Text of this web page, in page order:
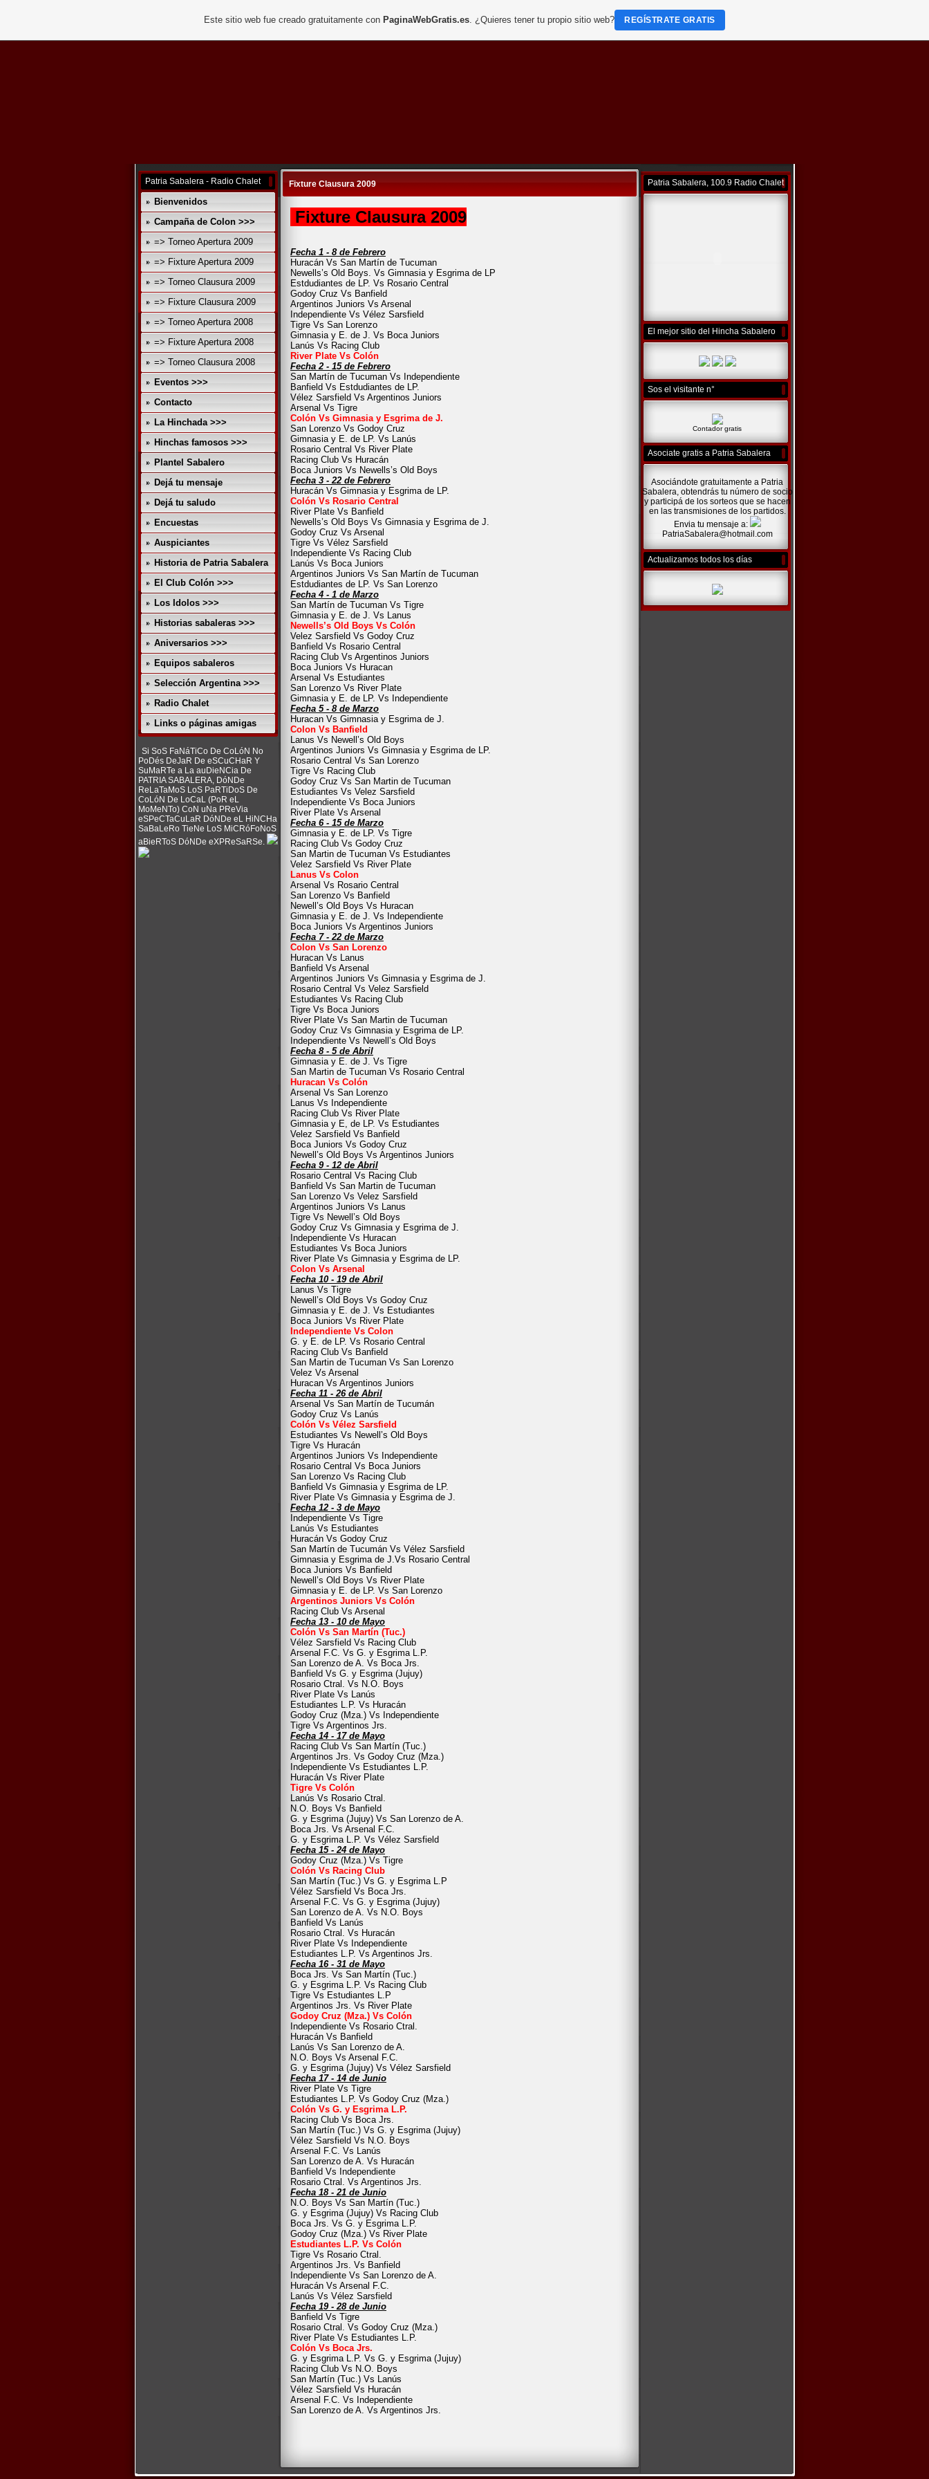
Patria Sabalera - Radio Chalet
Bienvenidos
Campaña de Colon >>>
=> Torneo Apertura 2009
=> Fixture Apertura 2009
=> Torneo Clausura 2009
=> Fixture Clausura 2009
=> Torneo Apertura 2008
=> Fixture Apertura 2008
=> Torneo Clausura 2008
Eventos >>>
Contacto
La Hinchada >>>
Hinchas famosos >>>
Plantel Sabalero
Dejá tu mensaje
Dejá tu saludo
Encuestas
Auspiciantes
Historia de Patria Sabalera
El Club Colón >>>
Los Idolos >>>
Historias sabaleras >>>
Aniversarios >>>
Equipos sabaleros
Selección Argentina >>>
Radio Chalet
Links o páginas amigas
Si SoS FaNáTiCo De CoLóN No
PoDés DeJaR De eSCuCHaR Y
SuMaRTe a La auDieNCia De
PATRIA SABALERA, DóNDe
ReLaTaMoS LoS PaRTiDoS De
CoLóN De LoCaL (PoR eL
MoMeNTo) CoN uNa PReVia
eSPeCTaCuLaR DóNDe eL HiNCHa
SaBaLeRo TieNe LoS MiCRóFoNoS
aBieRToS DóNDe eXPReSaRSe.
Fixture Clausura 2009
Fixture Clausura 2009
Fecha 1 - 8 de Febrero
Huracán Vs San Martín de Tucuman
Newells’s Old Boys. Vs Gimnasia y Esgrima de LP
Estdudiantes de LP. Vs Rosario Central
Godoy Cruz Vs Banfield
Argentinos Juniors Vs Arsenal
Independiente Vs Vélez Sarsfield
Tigre Vs San Lorenzo
Gimnasia y E. de J. Vs Boca Juniors
Lanús Vs Racing Club
River Plate Vs Colón
Fecha 2 - 15 de Febrero
San Martín de Tucuman Vs Independiente
Banfield Vs Estdudiantes de LP.
Vélez Sarsfield Vs Argentinos Juniors
Arsenal Vs Tigre
Colón Vs Gimnasia y Esgrima de J.
San Lorenzo Vs Godoy Cruz
Gimnasia y E. de LP. Vs Lanús
Rosario Central Vs River Plate
Racing Club Vs Huracán
Boca Juniors Vs Newells’s Old Boys
Fecha 3 - 22 de Febrero
Huracán Vs Gimnasia y Esgrima de LP.
Colón Vs Rosario Central
River Plate Vs Banfield
Newells’s Old Boys Vs Gimnasia y Esgrima de J.
Godoy Cruz Vs Arsenal
Tigre Vs Vélez Sarsfield
Independiente Vs Racing Club
Lanús Vs Boca Juniors
Argentinos Juniors Vs San Martín de Tucuman
Estdudiantes de LP. Vs San Lorenzo
Fecha 4 - 1 de Marzo
San Martín de Tucuman Vs Tigre
Gimnasia y E. de J. Vs Lanus
Newells’s Old Boys Vs Colón
Velez Sarsfield Vs Godoy Cruz
Banfield Vs Rosario Central
Racing Club Vs Argentinos Juniors
Boca Juniors Vs Huracan
Arsenal Vs Estudiantes
San Lorenzo Vs River Plate
Gimnasia y E. de LP. Vs Independiente
Fecha 5 - 8 de Marzo
Huracan Vs Gimnasia y Esgrima de J.
Colon Vs Banfield
Lanus Vs Newell’s Old Boys
Argentinos Juniors Vs Gimnasia y Esgrima de LP.
Rosario Central Vs San Lorenzo
Tigre Vs Racing Club
Godoy Cruz Vs San Martin de Tucuman
Estudiantes Vs Velez Sarsfield
Independiente Vs Boca Juniors
River Plate Vs Arsenal
Fecha 6 - 15 de Marzo
Gimnasia y E. de LP. Vs Tigre
Racing Club Vs Godoy Cruz
San Martin de Tucuman Vs Estudiantes
Velez Sarsfield Vs River Plate
Lanus Vs Colon
Arsenal Vs Rosario Central
San Lorenzo Vs Banfield
Newell’s Old Boys Vs Huracan
Gimnasia y E. de J. Vs Independiente
Boca Juniors Vs Argentinos Juniors
Fecha 7 - 22 de Marzo
Colon Vs San Lorenzo
Huracan Vs Lanus
Banfield Vs Arsenal
Argentinos Juniors Vs Gimnasia y Esgrima de J.
Rosario Central Vs Velez Sarsfield
Estudiantes Vs Racing Club
Tigre Vs Boca Juniors
River Plate Vs San Martin de Tucuman
Godoy Cruz Vs Gimnasia y Esgrima de LP.
Independiente Vs Newell’s Old Boys
Fecha 8 - 5 de Abril
Gimnasia y E. de J. Vs Tigre
San Martin de Tucuman Vs Rosario Central
Huracan Vs Colón
Arsenal Vs San Lorenzo
Lanus Vs Independiente
Racing Club Vs River Plate
Gimnasia y E, de LP. Vs Estudiantes
Velez Sarsfield Vs Banfield
Boca Juniors Vs Godoy Cruz
Newell’s Old Boys Vs Argentinos Juniors
Fecha 9 - 12 de Abril
Rosario Central Vs Racing Club
Banfield Vs San Martin de Tucuman
San Lorenzo Vs Velez Sarsfield
Argentinos Juniors Vs Lanus
Tigre Vs Newell’s Old Boys
Godoy Cruz Vs Gimnasia y Esgrima de J.
Independiente Vs Huracan
Estudiantes Vs Boca Juniors
River Plate Vs Gimnasia y Esgrima de LP.
Colon Vs Arsenal
Fecha 10 - 19 de Abril
Lanus Vs Tigre
Newell’s Old Boys Vs Godoy Cruz
Gimnasia y E. de J. Vs Estudiantes
Boca Juniors Vs River Plate
Independiente Vs Colon
G. y E. de LP. Vs Rosario Central
Racing Club Vs Banfield
San Martin de Tucuman Vs San Lorenzo
Velez Vs Arsenal
Huracan Vs Argentinos Juniors
Fecha 11 - 26 de Abril
Arsenal Vs San Martín de Tucumán
Godoy Cruz Vs Lanús
Colón Vs Vélez Sarsfield
Estudiantes Vs Newell’s Old Boys
Tigre Vs Huracán
Argentinos Juniors Vs Independiente
Rosario Central Vs Boca Juniors
San Lorenzo Vs Racing Club
Banfield Vs Gimnasia y Esgrima de LP.
River Plate Vs Gimnasia y Esgrima de J.
Fecha 12 - 3 de Mayo
Independiente Vs Tigre
Lanús Vs Estudiantes
Huracán Vs Godoy Cruz
San Martín de Tucumán Vs Vélez Sarsfield
Gimnasia y Esgrima de J.Vs Rosario Central
Boca Juniors Vs Banfield
Newell’s Old Boys Vs River Plate
Gimnasia y E. de LP. Vs San Lorenzo
Argentinos Juniors Vs Colón
Racing Club Vs Arsenal
Fecha 13 - 10 de Mayo
Colón Vs San Martín (Tuc.)
Vélez Sarsfield Vs Racing Club
Arsenal F.C. Vs G. y Esgrima L.P.
San Lorenzo de A. Vs Boca Jrs.
Banfield Vs G. y Esgrima (Jujuy)
Rosario Ctral. Vs N.O. Boys
River Plate Vs Lanús
Estudiantes L.P. Vs Huracán
Godoy Cruz (Mza.) Vs Independiente
Tigre Vs Argentinos Jrs.
Fecha 14 - 17 de Mayo
Racing Club Vs San Martín (Tuc.)
Argentinos Jrs. Vs Godoy Cruz (Mza.)
Independiente Vs Estudiantes L.P.
Huracán Vs River Plate
Tigre Vs Colón
Lanús Vs Rosario Ctral.
N.O. Boys Vs Banfield
G. y Esgrima (Jujuy) Vs San Lorenzo de A.
Boca Jrs. Vs Arsenal F.C.
G. y Esgrima L.P. Vs Vélez Sarsfield
Fecha 15 - 24 de Mayo
Godoy Cruz (Mza.) Vs Tigre
Colón Vs Racing Club
San Martín (Tuc.) Vs G. y Esgrima L.P
Vélez Sarsfield Vs Boca Jrs.
Arsenal F.C. Vs G. y Esgrima (Jujuy)
San Lorenzo de A. Vs N.O. Boys
Banfield Vs Lanús
Rosario Ctral. Vs Huracán
River Plate Vs Independiente
Estudiantes L.P. Vs Argentinos Jrs.
Fecha 16 - 31 de Mayo
Boca Jrs. Vs San Martín (Tuc.)
G. y Esgrima L.P. Vs Racing Club
Tigre Vs Estudiantes L.P
Argentinos Jrs. Vs River Plate
Godoy Cruz (Mza.) Vs Colón
Independiente Vs Rosario Ctral.
Huracán Vs Banfield
Lanús Vs San Lorenzo de A.
N.O. Boys Vs Arsenal F.C.
G. y Esgrima (Jujuy) Vs Vélez Sarsfield
Fecha 17 - 14 de Junio
River Plate Vs Tigre
Estudiantes L.P. Vs Godoy Cruz (Mza.)
Colón Vs G. y Esgrima L.P.
Racing Club Vs Boca Jrs.
San Martín (Tuc.) Vs G. y Esgrima (Jujuy)
Vélez Sarsfield Vs N.O. Boys
Arsenal F.C. Vs Lanús
San Lorenzo de A. Vs Huracán
Banfield Vs Independiente
Rosario Ctral. Vs Argentinos Jrs.
Fecha 18 - 21 de Junio
N.O. Boys Vs San Martín (Tuc.)
G. y Esgrima (Jujuy) Vs Racing Club
Boca Jrs. Vs G. y Esgrima L.P.
Godoy Cruz (Mza.) Vs River Plate
Estudiantes L.P. Vs Colón
Tigre Vs Rosario Ctral.
Argentinos Jrs. Vs Banfield
Independiente Vs San Lorenzo de A.
Huracán Vs Arsenal F.C.
Lanús Vs Vélez Sarsfield
Fecha 19 - 28 de Junio
Banfield Vs Tigre
Rosario Ctral. Vs Godoy Cruz (Mza.)
River Plate Vs Estudiantes L.P.
Colón Vs Boca Jrs.
G. y Esgrima L.P. Vs G. y Esgrima (Jujuy)
Racing Club Vs N.O. Boys
San Martín (Tuc.) Vs Lanús
Vélez Sarsfield Vs Huracán
Arsenal F.C. Vs Independiente
San Lorenzo de A. Vs Argentinos Jrs.
Patria Sabalera, 100.9 Radio Chalet
El mejor sitio del Hincha Sabalero
Sos el visitante n°
Contador gratis
Asociate gratis a Patria Sabalera
Asociándote gratuitamente a Patria
Sabalera, obtendrás tu número de socio
y participá de los sorteos que se hacen
en las transmisiones de los partidos.
Envia tu mensaje a:
PatriaSabalera@hotmail.com
Actualizamos todos los días
Este sitio web fue creado gratuitamente con PaginaWebGratis.es. ¿Quieres tener tu propio sitio web? REGÍSTRATE GRATIS